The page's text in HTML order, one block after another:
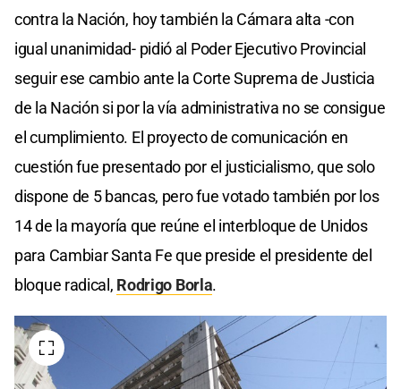
contra la Nación, hoy también la Cámara alta -con
igual unanimidad- pidió al Poder Ejecutivo Provincial
seguir ese cambio ante la Corte Suprema de Justicia
de la Nación si por la vía administrativa no se consigue
el cumplimiento. El proyecto de comunicación en
cuestión fue presentado por el justicialismo, que solo
dispone de 5 bancas, pero fue votado también por los
14 de la mayoría que reúne el interbloque de Unidos
para Cambiar Santa Fe que preside el presidente del
bloque radical, Rodrigo Borla.